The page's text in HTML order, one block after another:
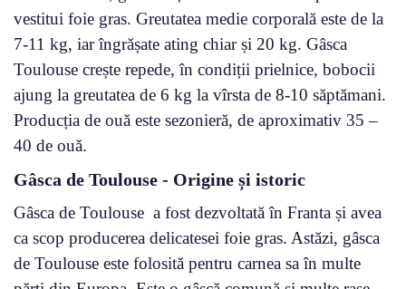
vestitui foie gras. Greutatea medie corporală este de la
7-11 kg, iar îngrășate ating chiar și 20 kg. Gâsca
Toulouse crește repede, în condiții prielnice, bobocii
ajung la greutatea de 6 kg la vîrsta de 8-10 săptămani.
Producția de ouă este sezonieră, de aproximativ 35 –
40 de ouă.
Gâsca de Toulouse - Origine și istoric
Gâsca de Toulouse a fost dezvoltată în Franta și avea
ca scop producerea delicatesei foie gras. Astăzi, gâsca
de Toulouse este folosită pentru carnea sa în multe